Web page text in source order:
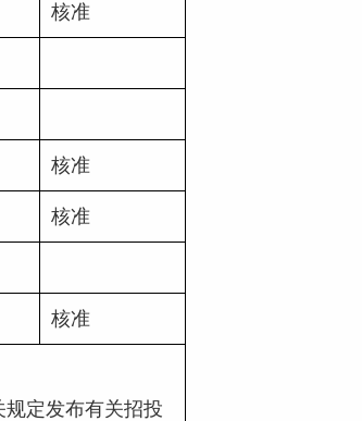
核准
核准
核准
核准
定发布有关招投